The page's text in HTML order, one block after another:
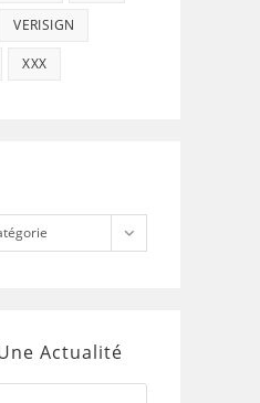
VERISIGN
XXX
Actualité
Press